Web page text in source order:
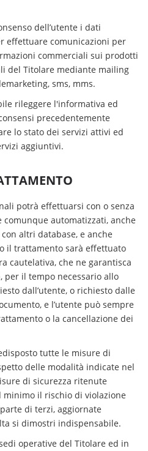
dell’utente i dati
effettuare comunicazioni per
commerciali sui prodotti
del Titolare mediante mailing
sms, mms.
rileggere l'informativa ed
precedentemente
lo stato dei servizi attivi ed
aggiuntivi.
potrà effettuarsi con o senza
comunque automatizzati, anche
altri database, e anche
il trattamento sarà effettuato
cautelativa, che ne garantisca
per il tempo necessario allo
dall’utente, o richiesto dalle
e l’utente può sempre
o la cancellazione dei
tutte le misure di
delle modalità indicate nel
di sicurezza ritenute
il rischio di violazione
di terzi, aggiornate
si dimostri indispensabile.
operative del Titolare ed in